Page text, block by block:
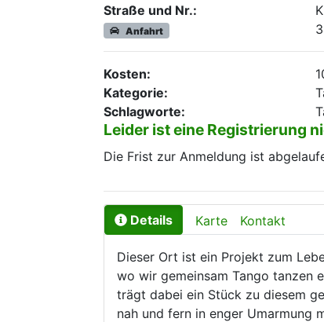
Straße und Nr.:
Anfahrt
Kosten:
Kategorie:
Schlagworte:
Leider ist eine Registrierung
Die Frist zur Anmeldung ist
Details Karte Kontakt
Dieser Ort ist ein Projekt zum
wo wir gemeinsam Tango tanzen
trägt dabei ein Stück zu diesem
nah und fern in enger Umarmung